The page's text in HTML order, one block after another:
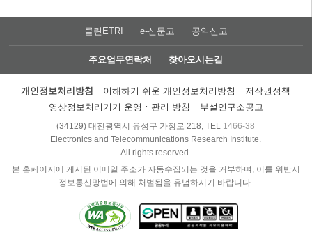
클린ETRI e-신문고 공익신고
주요업무연락처 찾아오시는길
개인정보처리방침 이해하기 쉬운 개인정보처리방침
저작권정책
영상정보처리기기 운영ㆍ관리 방침
부설연구소공고
(34129) 대전광역시 유성구 가정로 218, TEL 1466-38
Electronics and Telecommunications Research Institute.
All rights reserved.
본 홈페이지에 게시된 이메일 주소가 자동수집되는 것을 거부하며, 이를 위반시
정보통신망법에 의해 처벌됨을 유념하시기 바랍니다.